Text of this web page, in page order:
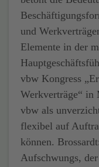
und
Elemente in der
vbw Kongress
Werkverträge“ in
vbw als
flexibel auf
können.
Aufschwungs,